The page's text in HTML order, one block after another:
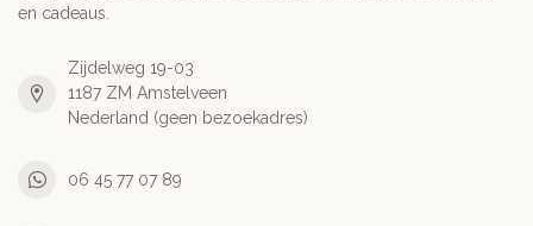
en cadeaus.
Zijdelweg 19-03
1187 ZM Amstelveen
Nederland (geen bezoekadres)
06 45 77 07 89